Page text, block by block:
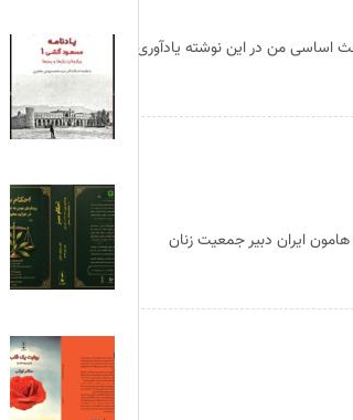
اساسی من در این نوشته یادآوری
ایران دبیر جمعیت زنان